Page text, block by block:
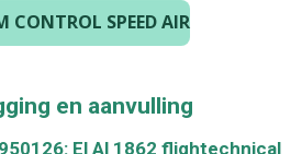
CONTROL SPEED AIR
en aanvulling
El Al 1862 flightechnical